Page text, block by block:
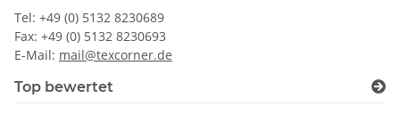
Tel: +49 (0) 5132 8230689
Fax: +49 (0) 5132 8230693
E-Mail: mail@texcorner.de
Top bewertet